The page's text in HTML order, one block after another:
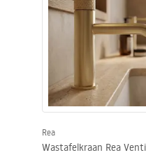
Rea
Wastafelkraan Rea